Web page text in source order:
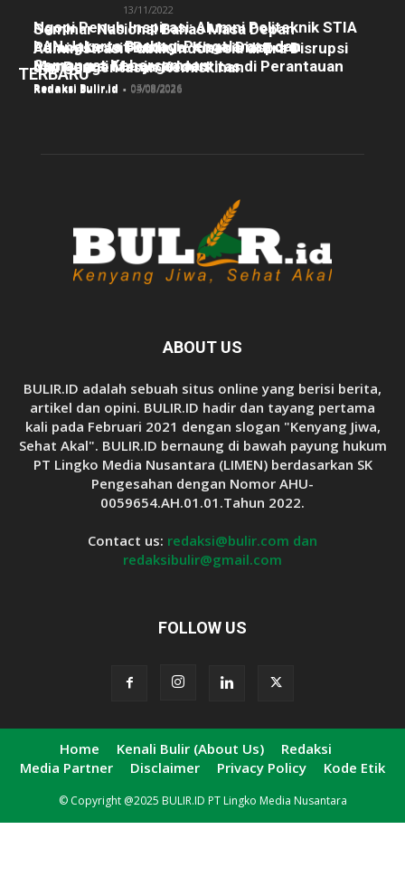
13/11/2022
TERBARU
Ngopi Penuh Inspirasi: Alumni Politeknik STIA
LAN Jakarta Berbagi Pengalaman dan
Semangat Kebersamaan
Redaksi Bulir.id - 05/08/2026
Pulang Lewat Budaya: Kisah Diaspora
Manggarai Menjaga Identitas di Perantauan
Redaksi Bulir.id - 04/08/2026
Seminar Nasional Bahas Masa Depan
Administrasi Publik Indonesia di Era Disrupsi
dan Pengentasan Kemiskinan
Redaksi Bulir.id - 03/08/2026
ABOUT US
BULIR.ID adalah sebuah situs online yang berisi berita,
artikel dan opini. BULIR.ID hadir dan tayang pertama
kali pada Februari 2021 dengan slogan "Kenyang Jiwa,
Sehat Akal". BULIR.ID bernaung di bawah payung hukum
PT Lingko Media Nusantara (LIMEN) berdasarkan SK
Pengesahan dengan Nomor AHU-
0059654.AH.01.01.Tahun 2022.
Contact us: redaksi@bulir.com dan
redaksibulir@gmail.com
FOLLOW US
Home Kenali Bulir (About Us)
Redaksi
Media Partner
Disclaimer Privacy Policy Kode Etik
© Copyright @2025 BULIR.ID PT Lingko Media Nusantara